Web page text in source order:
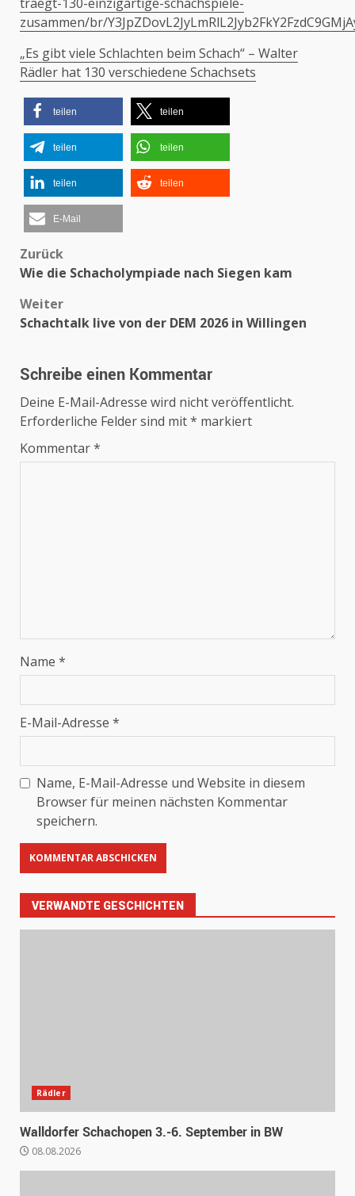
zusammen/br/
„Es gibt viele Schlachten beim Schach“ – Walter
Rädler hat 130 verschiedene Schachsets
teilen teilen
teilen teilen
teilen teilen
E-Mail
Beitragsnavigation
Zurück
Wie die Schacholympiade nach Siegen kam
Weiter
Schachtalk live von der DEM 2026 in Willingen
Schreibe einen Kommentar
Deine E-Mail-Adresse wird nicht veröffentlicht.
Erforderliche Felder sind mit* markiert
Kommentar*
Name *
E-Mail-Adresse *
Name, E-Mail-Adresse und Website in diesem
Browser für meinen nächsten Kommentar
speichern.
VERWANDTE GESCHICHTEN
Rädler
Walldorfer Schachopen 3.-6. September in BW
08.08.2026